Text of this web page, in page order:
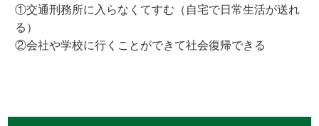
①交通刑務所に入らなくてすむ（自宅で日常生活が送れ
る）
②会社や学校に行くことができて社会復帰できる